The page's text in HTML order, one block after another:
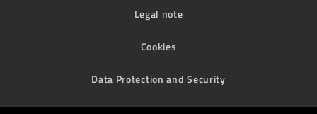
Legal note
Cookies
Data Protection and Security